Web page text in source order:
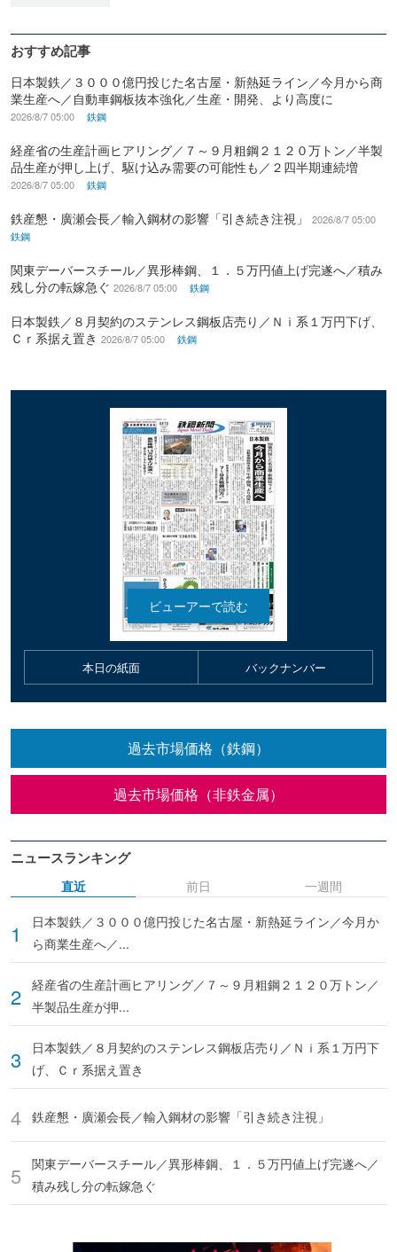
おすすめ記事
日本製鉄／３０００億円投じた名古屋・新熱延ライン／今月から商
業生産へ／自動車鋼板抜本強化／生産・開発、より高度に
2026/8/7 05:00 鉄鋼
経産省の生産計画ヒアリング／７～９月粗鋼２１２０万トン／半製
品生産が押し上げ、駆け込み需要の可能性も／２四半期連続増
2026/8/7 05:00 鉄鋼
鉄産懇・廣瀬会長／輸入鋼材の影響「引き続き注視」
2026/8/7 05:00
鉄鋼
関東デーバースチール／異形棒鋼、１．５万円値上げ完遂へ／積み
残し分の転嫁急ぐ 2026/8/7 05:00 鉄鋼
日本製鉄／８月契約のステンレス鋼板店売り／Ｎｉ系１万円下げ、
Ｃｒ系据え置き 2026/8/7 05:00 鉄鋼
本日の紙面 バックナンバー
過去市場価格（鉄鋼）
過去市場価格（非鉄金属）
ニュースランキング
直近
日本製鉄／３０００億円投じた名古屋・新熱延ライン／今月か
ら商業生産へ／...
経産省の生産計画ヒアリング／７～９月粗鋼２１２０万トン／
半製品生産が押...
日本製鉄／８月契約のステンレス鋼板店売り／Ｎｉ系１万円下
げ、Ｃｒ系据え置き
鉄産懇・廣瀬会長／輸入鋼材の影響「引き続き注視」
関東デーバースチール／異形棒鋼、１．５万円値上げ完遂へ／
積み残し分の転嫁急ぐ
前日 一週間